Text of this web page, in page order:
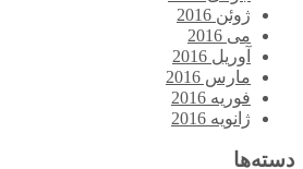
ژوئن 2016
می 2016
آوریل 2016
مارس 2016
فوریه 2016
ژانویه 2016
دسته‌ها